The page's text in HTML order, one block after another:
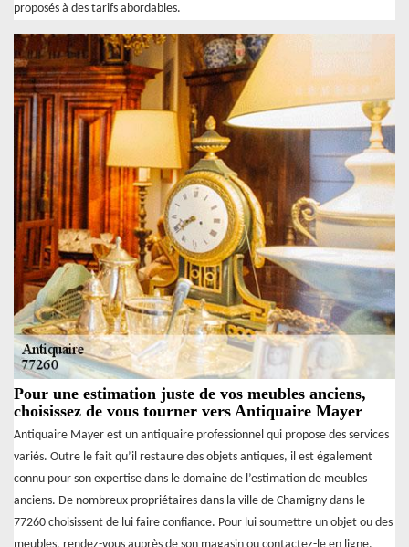
proposés à des tarifs abordables.
Pour une estimation juste de vos meubles anciens,
choisissez de vous tourner vers Antiquaire Mayer
Antiquaire Mayer est un antiquaire professionnel qui propose des services
variés. Outre le fait qu’il restaure des objets antiques, il est également
connu pour son expertise dans le domaine de l’estimation de meubles
anciens. De nombreux propriétaires dans la ville de Chamigny dans le
77260 choisissent de lui faire confiance. Pour lui soumettre un objet ou des